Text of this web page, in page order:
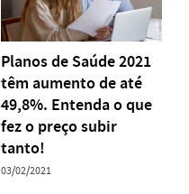
Planos de Saúde 2021
têm aumento de até
49,8%. Entenda o que
fez o preço subir
tanto!
03/02/2021